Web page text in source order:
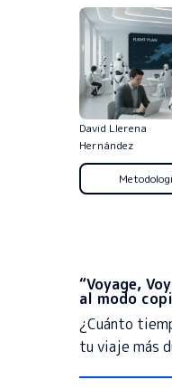
David Llerena
Hernández
“Voyage,
al modo
¿Cuánto
tu viaje más